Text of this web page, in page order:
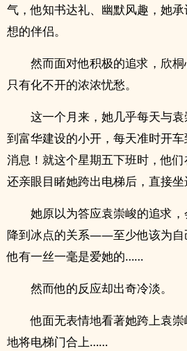
气，他知书达礼、幽默风趣，她
想的伴侣。
然而面对他积极的追求，欣桐
只有化不开的浓浓忧愁。
这一个月来，她几乎每天与
到富华建设的小开，每天准时开
消息！就这个星期五下班时，他
还亲眼目睹她跨出电梯后，直接
她原以为答应袁崇峻的追求
降到冰点的关系——至少他该为自
他有一丝一毫是爱她的……
然而他的反应却出奇冷淡。
他面无表情地看著她跨上袁
地将电梯门合上……